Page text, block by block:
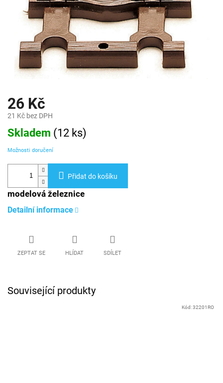
26 Kč
21 Kč bez DPH
Měrná
cena:
Skladem (12 ks)
Možnosti doručení
Přidat do košíku
modelová železnice
Detailní informace
ZEPTAT SE HLÍDAT SDÍLET
Související produkty
Kód:32201RO